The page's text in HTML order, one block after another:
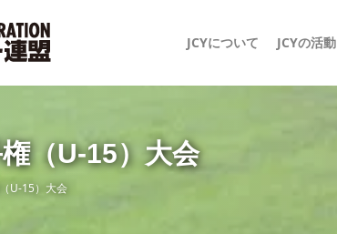
JCYについて JCYの活動
（U-15）大会
U-15）大会